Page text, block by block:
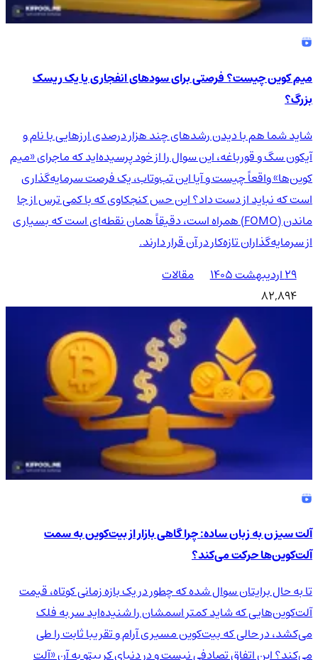
میم کوین چیست؟ فرصتی برای سودهای انفجاری یا یک ریسک
بزرگ؟
شاید شما هم با دیدن رشدهای چند هزار درصدی ارزهایی با نام و
آیکون سگ و قورباغه، این سوال را از خود پرسیده‌اید که ماجرای «میم
کوین‌ها» واقعاً چیست و آیا این تب‌وتاب، یک فرصت سرمایه‌گذاری
است که نباید از دست داد؟ این حس کنجکاوی که با کمی ترس از جا
ماندن (FOMO) همراه است، دقیقاً همان نقطه‌ای است که بسیاری
از سرمایه‌گذاران تازه‌کار در آن قرار دارند.
۲۹ اردیبهشت ۱۴۰۵
مقالات
82,894
آلت سیزن به زبان ساده: چرا گاهی بازار از بیت‌کوین به سمت
آلت‌کوین‌ها حرکت می‌کند؟
تا به حال برایتان سوال شده که چطور در یک بازه زمانی کوتاه، قیمت
آلت‌کوین‌هایی که شاید کمتر اسمشان را شنیده‌اید سر به فلک
می‌کشد، در حالی که بیت‌کوین مسیری آرام و تقریبا ثابت را طی
می‌کند؟ این اتفاق تصادفی نیست و در دنیای کریپتو به آن «آلت